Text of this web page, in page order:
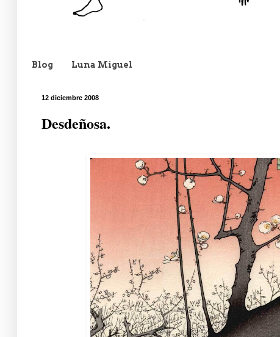
Blog Luna Miguel
12 diciembre 2008
Desdeñosa.